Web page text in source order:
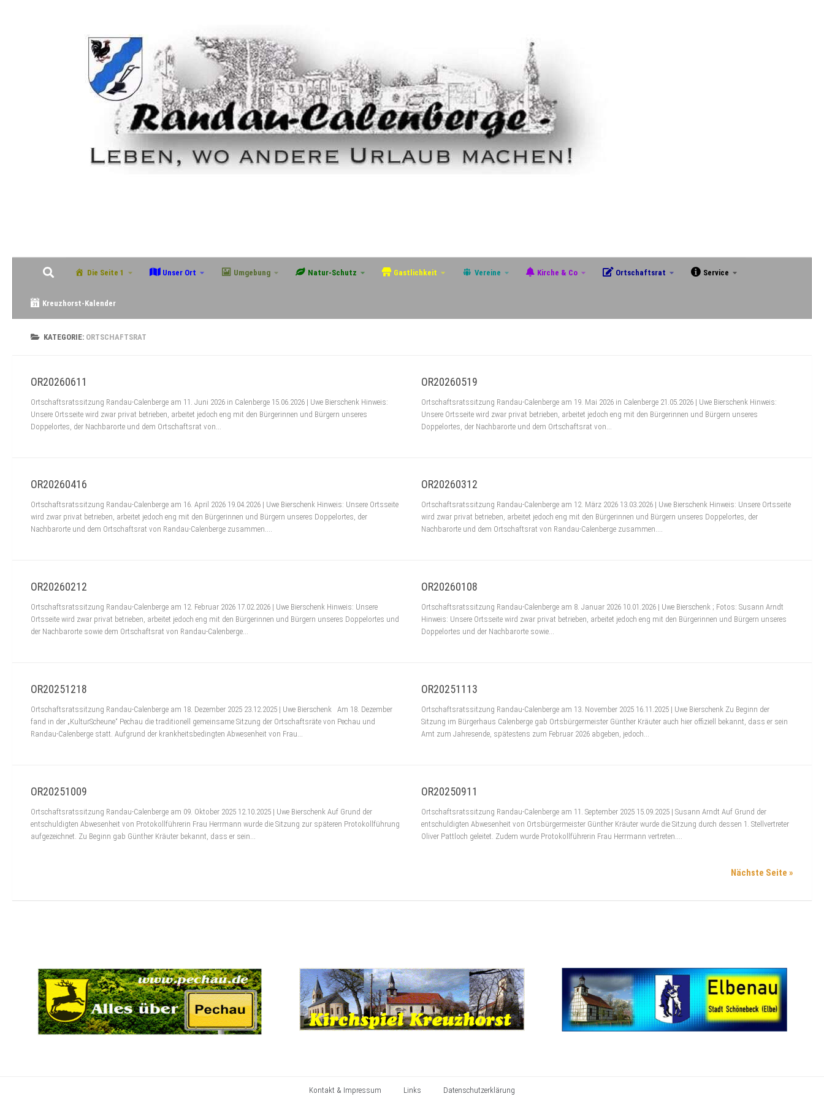
Die Seite 1 Unser Ort Umgebung Natur-Schutz Gastlichkeit Vereine Kirche & Co Ortschaftsrat Service
Kreuzhorst-Kalender
KATEGORIE: ORTSCHAFTSRAT
OR20260611
Ortschaftsratssitzung Randau-Calenberge am 11. Juni 2026 in Calenberge 15.06.2026 | Uwe Bierschenk Hinweis:
Unsere Ortsseite wird zwar privat betrieben, arbeitet jedoch eng mit den Bürgerinnen und Bürgern unseres
Doppelortes, der Nachbarorte und dem Ortschaftsrat von...
OR20260519
Ortschaftsratssitzung Randau-Calenberge am 19. Mai 2026 in Calenberge 21.05.2026 | Uwe Bierschenk Hinweis:
Unsere Ortsseite wird zwar privat betrieben, arbeitet jedoch eng mit den Bürgerinnen und Bürgern unseres
Doppelortes, der Nachbarorte und dem Ortschaftsrat von...
OR20260416
Ortschaftsratssitzung Randau-Calenberge am 16. April 2026 19.04.2026 | Uwe Bierschenk Hinweis: Unsere Ortsseite
wird zwar privat betrieben, arbeitet jedoch eng mit den Bürgerinnen und Bürgern unseres Doppelortes, der
Nachbarorte und dem Ortschaftsrat von Randau-Calenberge zusammen....
OR20260312
Ortschaftsratssitzung Randau-Calenberge am 12. März 2026 13.03.2026 | Uwe Bierschenk Hinweis: Unsere Ortsseite
wird zwar privat betrieben, arbeitet jedoch eng mit den Bürgerinnen und Bürgern unseres Doppelortes, der
Nachbarorte und dem Ortschaftsrat von Randau-Calenberge zusammen....
OR20260212
Ortschaftsratssitzung Randau-Calenberge am 12. Februar 2026 17.02.2026 | Uwe Bierschenk Hinweis: Unsere
Ortsseite wird zwar privat betrieben, arbeitet jedoch eng mit den Bürgerinnen und Bürgern unseres Doppelortes und
der Nachbarorte sowie dem Ortschaftsrat von Randau-Calenberge...
OR20260108
Ortschaftsratssitzung Randau-Calenberge am 8. Januar 2026 10.01.2026 | Uwe Bierschenk ; Fotos: Susann Arndt
Hinweis: Unsere Ortsseite wird zwar privat betrieben, arbeitet jedoch eng mit den Bürgerinnen und Bürgern unseres
Doppelortes und der Nachbarorte sowie...
OR20251218
Ortschaftsratssitzung Randau-Calenberge am 18. Dezember 2025 23.12.2025 | Uwe Bierschenk Am 18. Dezember
fand in der „KulturScheune“ Pechau die traditionell gemeinsame Sitzung der Ortschaftsräte von Pechau und
Randau-Calenberge statt. Aufgrund der krankheitsbedingten Abwesenheit von Frau...
OR20251113
Ortschaftsratssitzung Randau-Calenberge am 13. November 2025 16.11.2025 | Uwe Bierschenk Zu Beginn der
Sitzung im Bürgerhaus Calenberge gab Ortsbürgermeister Günther Kräuter auch hier offiziell bekannt, dass er sein
Amt zum Jahresende, spätestens zum Februar 2026 abgeben, jedoch...
OR20251009
Ortschaftsratssitzung Randau-Calenberge am 09. Oktober 2025 12.10.2025 | Uwe Bierschenk Auf Grund der
entschuldigten Abwesenheit von Protokollführerin Frau Herrmann wurde die Sitzung zur späteren Protokollführung
aufgezeichnet. Zu Beginn gab Günther Kräuter bekannt, dass er sein...
OR20250911
Ortschaftsratssitzung Randau-Calenberge am 11. September 2025 15.09.2025 | Susann Arndt Auf Grund der
entschuldigten Abwesenheit von Ortsbürgermeister Günther Kräuter wurde die Sitzung durch dessen 1. Stellvertreter
Oliver Pattloch geleitet. Zudem wurde Protokollführerin Frau Herrmann vertreten....
Nächste Seite »
Kontakt & Impressum Links Datenschutzerklärung